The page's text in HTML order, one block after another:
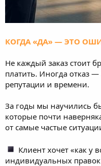
КОГДА «ДА» — ЭТО
Не каждый заказ стоит
платить. Иногда отказ —
репутации и времени.
За годы мы научились
которые почти
от самые частые
Клиент хочет «как у
индивидуальных